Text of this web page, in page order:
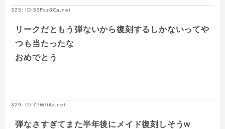
323: ID:53Fcz8Ca.net
リークだともう弾ないから復刻するしかないってや
つも当たったな
おめでとう
329: ID:77W/t4ir.net
弾なさすぎてまた半年後にメイド復刻しそうw